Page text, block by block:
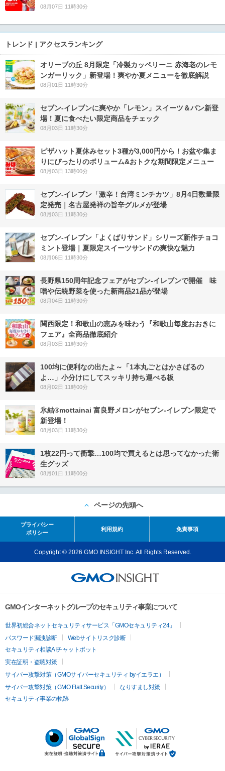
08月07日 11時30分
トレンド | アクセスランキング
オリーブの丘 8月限定「冷製カッペリーニ 赤海老のレモ
ンガーリック」新登場！爽やか夏メニューを徹底解説
08月01日 11時30分
セブン‐イレブンに爽やか「レモン」スイーツ＆パン新登
場！夏に食べたい限定商品をチェック
08月03日 11時30分
ピザハット夏休みセット3種が3,000円から！お盆や集ま
りにぴったりのボリューム&おトクな期間限定メニュー
08月03日 13時00分
セブン-イレブン「激辛！台湾ミンチカツ」8月4日数量限
定発売｜名古屋発祥の旨辛グルメが登場
08月03日 11時30分
セブン‐イレブン「よくばりサンド」シリーズ新作チョコ
ミント登場｜夏限定スイーツサンドの爽快な魅力
08月06日 11時30分
長野県150周年記念フェアがセブン-イレブンで開催 味
噌や伝統野菜を使った新商品21品が登場
08月04日 11時30分
関西限定！和歌山の恵みを味わう『和歌山毎度おおきに
フェア』全商品徹底紹介
08月03日 11時30分
100均に便利なの出たよ～「1本丸ごとはかさばるの
よ…」小分けにしてスッキリ持ち運べる板
08月02日 11時00分
氷結®mottainai 富良野メロンがセブン‐イレブン限定で
新登場！
08月03日 11時30分
1枚22円って衝撃…100均で買えるとは思ってなかった衛
生グッズ
08月01日 11時00分
ページの先頭へ
プライバシー
ポリシー
利用規約 免責事項
Copyright © 2026 GMO INSIGHT Inc. All Rights Reserved.
GMOインターネットグループのセキュリティ事業について
世界初総合ネットセキュリティサービス「GMOセキュリティ24」
パスワード漏洩診断
Webサイトリスク診断
セキュリティ相談AIチャットボット
実在証明・盗聴対策
サイバー攻撃対策（GMOサイバーセキュリティ byイエラエ）
サイバー攻撃対策（GMO Flatt Security）
なりすまし対策
セキュリティ事業の軌跡